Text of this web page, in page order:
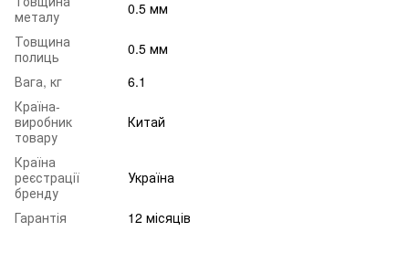
металу
0.5 мм
Товщина
полиць
0.5 мм
Вага, кг
6.1
Країна-
виробник
товару
Китай
Країна
реєстрації
бренду
Україна
Гарантія 12 місяців